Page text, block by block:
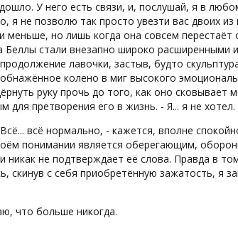
У него есть связи, и, послушай, я в
я не позволю так просто увезти вас двоих
меньше, но лишь когда она совсем
Беллы стали внезапно широко расширенными
лавочки, застыв, будто
колено в миг высокого
руку прочь до того, как оно сковывает
для претворения его в жизнь. - Я... я не хотел.
всё нормально, - кажется, вполне
понимании является оберегающим,
никак не подтверждает её слова. Правда в
скинув с себя приобретённую зажатость, я
что больше никогда.